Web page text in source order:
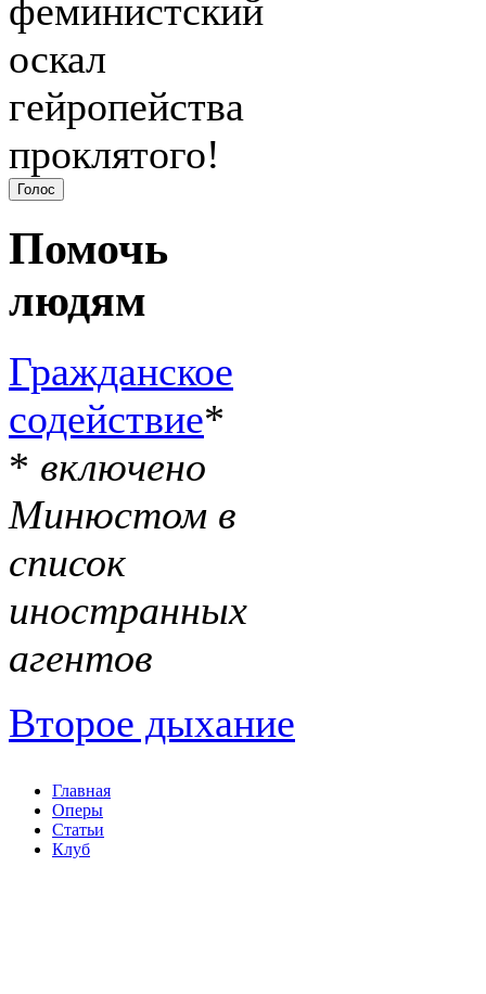
феминистский
оскал
гейропейства
проклятого!
Помочь
людям
Гражданское
содействие*
* включено
Минюстом в
список
иностранных
агентов
Второе дыхание
Главная
Оперы
Статьи
Клуб